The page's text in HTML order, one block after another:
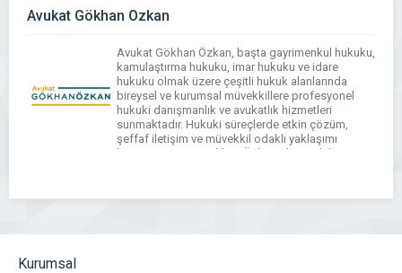
Avukat Gökhan Özkan
Avukat Gökhan Özkan, başta gayrimenkul hukuku,
kamulaştırma hukuku, imar hukuku ve idare
hukuku olmak üzere çeşitli hukuk alanlarında
bireysel ve kurumsal müvekkillere profesyonel
hukuki danışmanlık ve avukatlık hizmetleri
sunmaktadır. Hukuki süreçlerde etkin çözüm,
şeffaf iletişim ve müvekkil odaklı yaklaşımı
benimseyen Av. Gökhan Özkan, dava takibi,
Kurumsal